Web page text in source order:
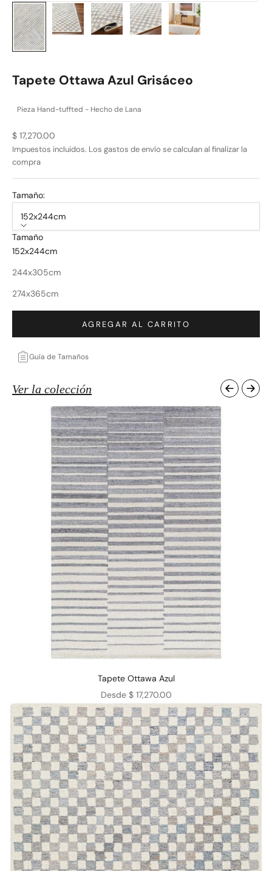
Tapete Ottawa Azul Grisáceo
Pieza Hand-tuffted - Hecho de Lana
Precio de oferta
$ 17,270.00
Impuestos incluidos. Los gastos de envío se calculan al finalizar la
compra
Tamaño:
152x244cm
Tamaño
152x244cm
244x305cm
274x365cm
AGREGAR AL CARRITO
Guía de Tamaños
Ver la colección
Tapete Ottawa Azul
Precio de oferta
Desde $ 17,270.00